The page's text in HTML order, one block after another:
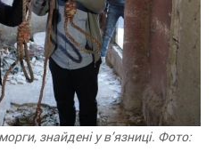
знайдені у в’язниці. Фото: